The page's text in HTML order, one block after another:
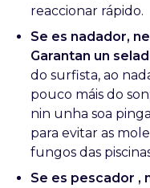
reaccionar rápido.
Se es nadador,
Garantan un
do surfista, ao
pouco máis do
nin unha soa
para evitar as
fungos das
Se es pescador ,